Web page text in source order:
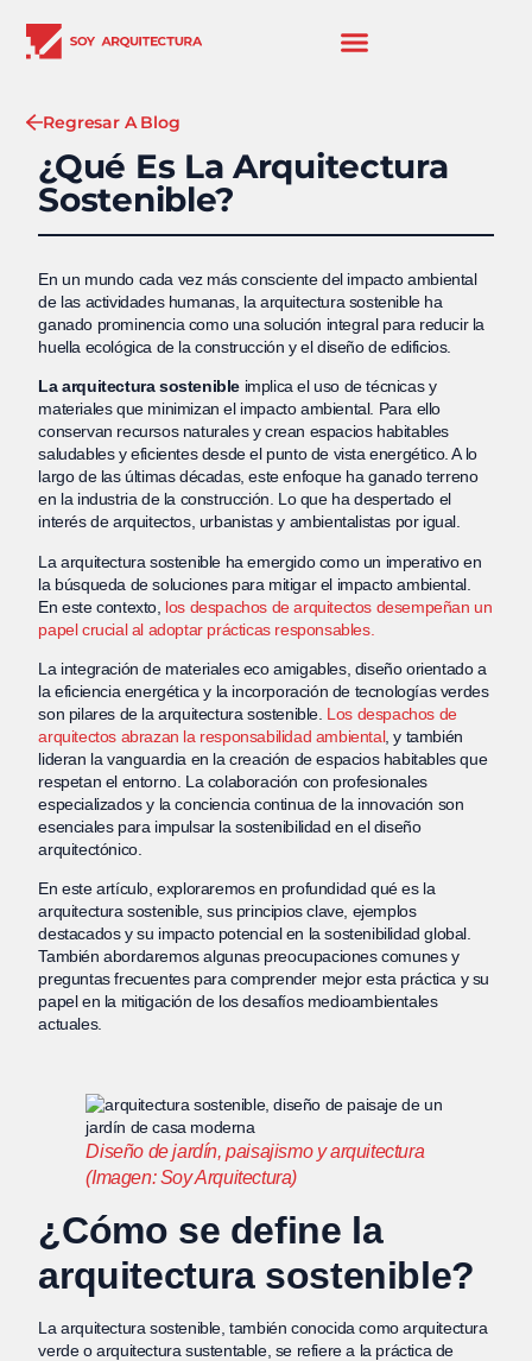
Regresar A Blog
¿Qué Es La Arquitectura
Sostenible?
En un mundo cada vez más consciente del impacto ambiental
de las actividades humanas, la arquitectura sostenible ha
ganado prominencia como una solución integral para reducir la
huella ecológica de la construcción y el diseño de edificios.
La arquitectura sostenible implica el uso de técnicas y
materiales que minimizan el impacto ambiental. Para ello
conservan recursos naturales y crean espacios habitables
saludables y eficientes desde el punto de vista energético. A lo
largo de las últimas décadas, este enfoque ha ganado terreno
en la industria de la construcción. Lo que ha despertado el
interés de arquitectos, urbanistas y ambientalistas por igual.
La arquitectura sostenible ha emergido como un imperativo en
la búsqueda de soluciones para mitigar el impacto ambiental.
En este contexto, los despachos de arquitectos desempeñan un
papel crucial al adoptar prácticas responsables.
La integración de materiales eco amigables, diseño orientado a
la eficiencia energética y la incorporación de tecnologías verdes
son pilares de la arquitectura sostenible. Los despachos de
arquitectos abrazan la responsabilidad ambiental, y también
lideran la vanguardia en la creación de espacios habitables que
respetan el entorno. La colaboración con profesionales
especializados y la conciencia continua de la innovación son
esenciales para impulsar la sostenibilidad en el diseño
arquitectónico.
En este artículo, exploraremos en profundidad qué es la
arquitectura sostenible, sus principios clave, ejemplos
destacados y su impacto potencial en la sostenibilidad global.
También abordaremos algunas preocupaciones comunes y
preguntas frecuentes para comprender mejor esta práctica y su
papel en la mitigación de los desafíos medioambientales
actuales.
Diseño de jardín, paisajismo y arquitectura
(Imagen: Soy Arquitectura)
¿Cómo se define la
arquitectura sostenible?
La arquitectura sostenible, también conocida como arquitectura
verde o arquitectura sustentable, se refiere a la práctica de